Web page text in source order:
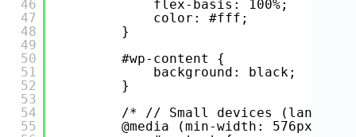
46
47
48
49
50
51
52
53
54
55
flex-basis: 100%;
color: #fff;
}
#wp-content {
background: black;
}
/* // Small devices
@media (min-width: 576px) {